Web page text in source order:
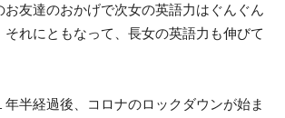
お友達のおかげで次女の英語力はぐんぐん
れにともなって、長女の英語力も伸びて
年半経過後、コロナのロックダウンが始ま